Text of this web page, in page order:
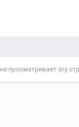
просматривает эту